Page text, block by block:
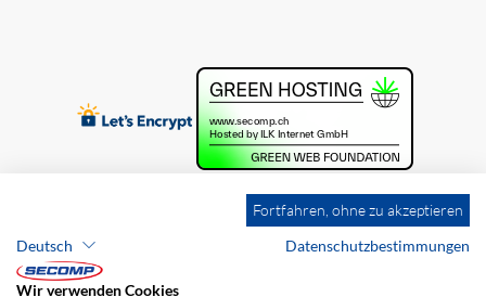
Fortfahren, ohne zu akzeptieren
Deutsch
Datenschutzbestimmungen
Wir verwenden Cookies